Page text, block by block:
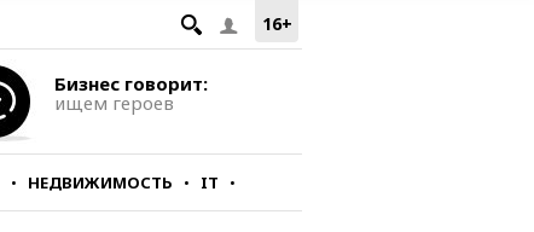
16+
Бизнес говорит:
ищем героев
НЕДВИЖИМОСТЬ IT